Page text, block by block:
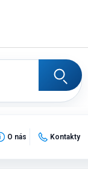
O nás Kontakty